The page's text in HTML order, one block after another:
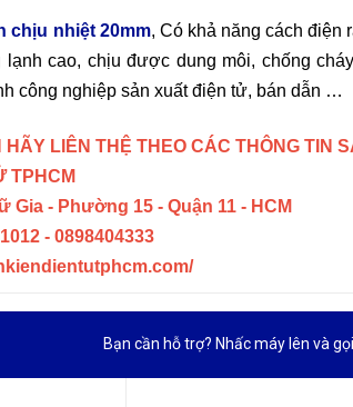
chịu nhiệt 20mm, Có khả năng cách điện
lạnh cao, chịu được dung môi, chống
công nghiệp sản xuất điện tử, bán dẫn …
LIÊN THỆ THEO CÁC THÔNG TIN
TPHCM
Gia - Phường 15 - Quận 11 - HCM
- 0898404333
Bạn cần hỗ trợ? Nhấc máy lên và